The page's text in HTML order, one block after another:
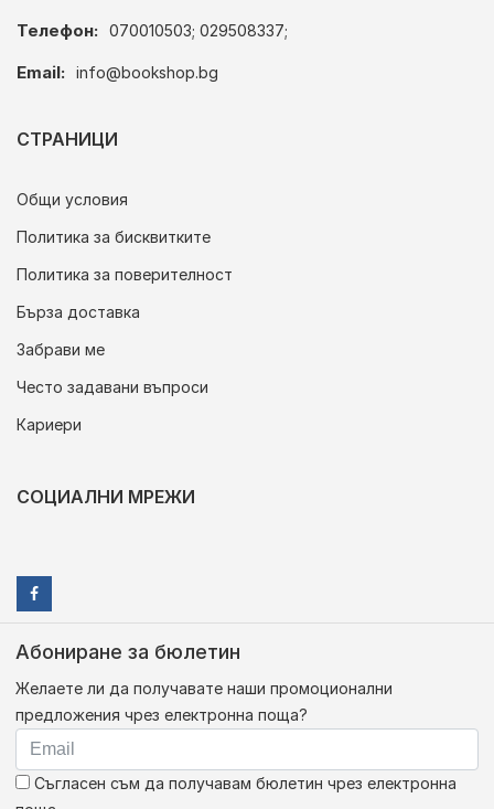
Телефон: 070010503; 029508337;
Email: info@bookshop.bg
СТРАНИЦИ
Общи условия
Политика за бисквитките
Политика за поверителност
Бърза доставка
Забрави ме
Често задавани въпроси
Кариери
СОЦИАЛНИ МРЕЖИ
Абониране за бюлетин
Желаете ли да получавате наши промоционални
предложения чрез електронна поща?
Съгласен съм да получавам бюлетин чрез електронна